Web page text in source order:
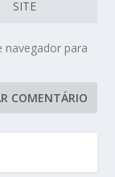
navegador para